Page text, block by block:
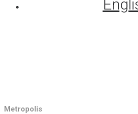
Metropolis